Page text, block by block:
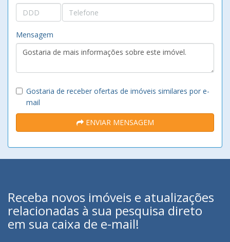
Mensagem
Gostaria de receber ofertas de imóveis similares por e-
mail
ENVIAR MENSAGEM
Receba novos imóveis e atualizações
relacionadas à sua pesquisa direto
em sua caixa de e-mail!